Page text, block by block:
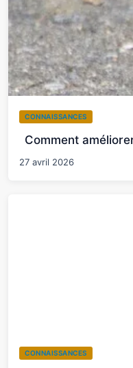
CONNAISSANCES
Comment
27 avril 2026
CONNAISSANCES